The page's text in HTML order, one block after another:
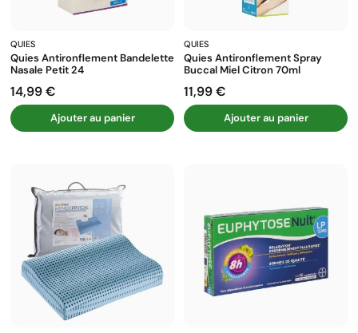
QUIES
Quies Antironflement Bandelette
Nasale Petit 24
Prix
14,99 €
Ajouter au panier
QUIES
Quies Antironflement Spray
Buccal Miel Citron 70ml
Prix
11,99 €
Ajouter au panier